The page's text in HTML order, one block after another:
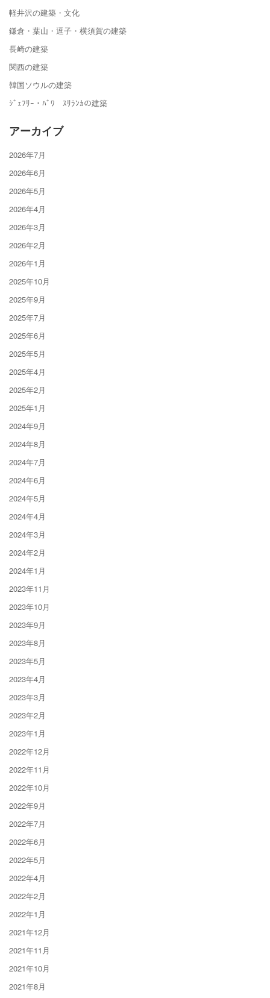
軽井沢の建築・文化
鎌倉・葉山・逗子・横須賀の建築
長崎の建築
関西の建築
韓国ソウルの建築
ｼﾞｪﾌﾘｰ・ﾊﾞﾜ ｽﾘﾗﾝｶの建築
アーカイブ
2026年7月
2026年6月
2026年5月
2026年4月
2026年3月
2026年2月
2026年1月
2025年10月
2025年9月
2025年7月
2025年6月
2025年5月
2025年4月
2025年2月
2025年1月
2024年9月
2024年8月
2024年7月
2024年6月
2024年5月
2024年4月
2024年3月
2024年2月
2024年1月
2023年11月
2023年10月
2023年9月
2023年8月
2023年5月
2023年4月
2023年3月
2023年2月
2023年1月
2022年12月
2022年11月
2022年10月
2022年9月
2022年7月
2022年6月
2022年5月
2022年4月
2022年2月
2022年1月
2021年12月
2021年11月
2021年10月
2021年8月